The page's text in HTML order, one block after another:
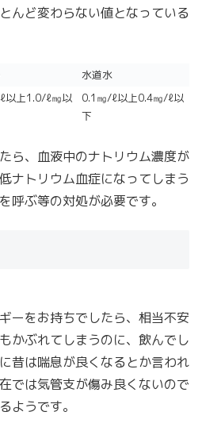
んど変わらない値となっている
水道水
以上1.0/ℓ㎎以
0.1㎎/ℓ以上0.4㎎/ℓ以
下
ら、血液中のナトリウム濃度が
ナトリウム血症になってしまう
呼ぶ等の対処が必要です。
ーをお持ちでしたら、相当不安
かぶれてしまうのに、飲んでし
昔は喘息が良くなるとか言われ
では気管支が傷み良くないので
ようです。